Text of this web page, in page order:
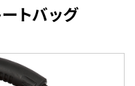
トバッグ